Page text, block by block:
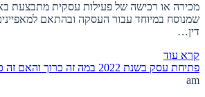
מכירה או רכישה של פעילות עסקית מתבצעת
שמנוסח במיוחד עבור העסקה ובהתאם
דין…
קרא עוד
פתיחת עסק בשנת 2022 במה זה כרוך והאם זה כדאי
am